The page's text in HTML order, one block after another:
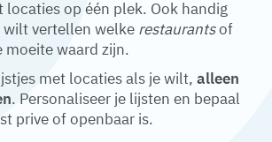
op één plek. Ook handig
wilt vertellen welke restaurantsof
waard zijn.
met locaties als je wilt, alleen
. Personaliseer je lijsten en bepaal
prive of openbaar is.